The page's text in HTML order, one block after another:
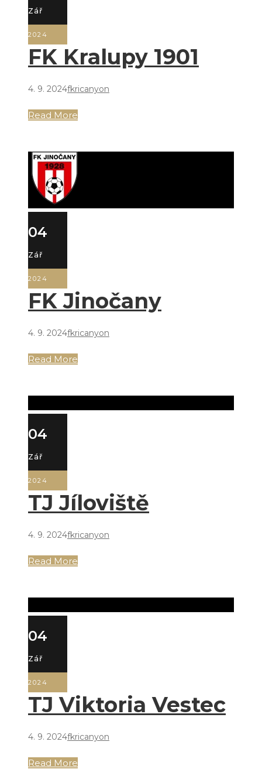
Zář
2024
FK Kralupy 1901
4. 9. 2024fkricanyon
Read More
04
Zář
2024
FK Jinočany
4. 9. 2024fkricanyon
Read More
04
Zář
2024
TJ Jíloviště
4. 9. 2024fkricanyon
Read More
04
Zář
2024
TJ Viktoria Vestec
4. 9. 2024fkricanyon
Read More